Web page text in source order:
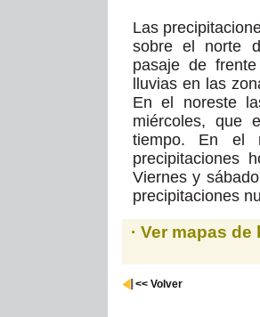
Las
sobre el norte
pasaje de
lluvias en las
En el noreste
miércoles, que
tiempo. En el
precipitaciones
Viernes y
precipitaciones
· Ver mapas
<< Volver